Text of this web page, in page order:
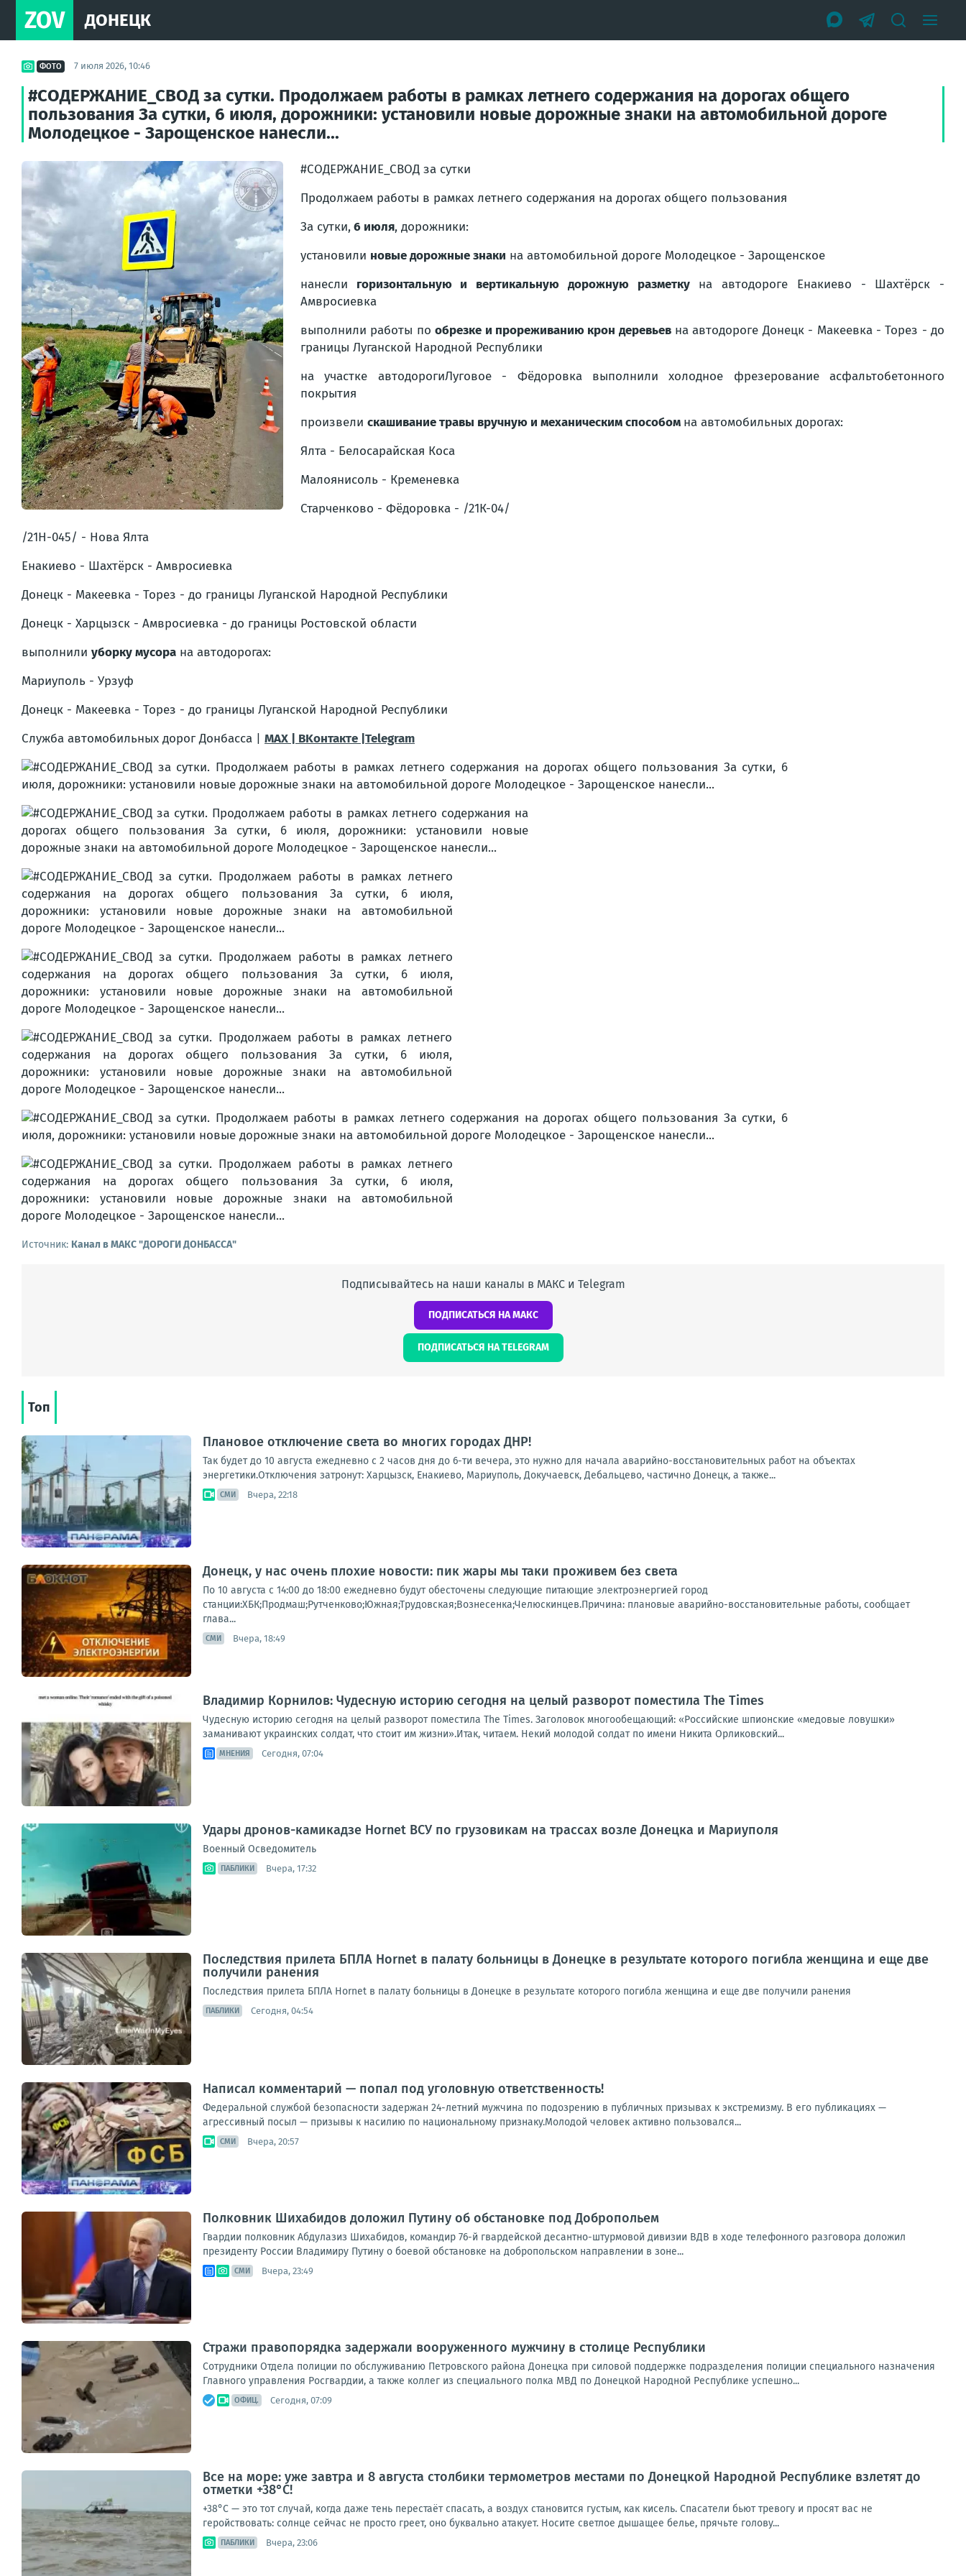
ZOV ДОНЕЦК
ФОТО 7 июля 2026, 10:46
#СОДЕРЖАНИЕ_СВОД за сутки. Продолжаем работы в рамках летнего содержания на дорогах общего
пользования За сутки, 6 июля, дорожники: установили новые дорожные знаки на автомобильной дороге
Молодецкое - Зарощенское нанесли...
#СОДЕРЖАНИЕ_СВОД за сутки
Продолжаем работы в рамках летнего содержания на дорогах общего пользования
За сутки,6 июля, дорожники:
установили новые дорожные знаки на автомобильной дороге Молодецкое - Зарощенское
нанесли горизонтальную и вертикальную дорожную разметкуна автодороге Енакиево - Шахтёрск -
Амвросиевка
выполнили работы пообрезке и прореживанию крон деревьевна автодорогеДонецк - Макеевка - Торез - до
границы Луганской Народной Республики
на участке автодорогиЛуговое - Фёдоровкавыполнили холодное фрезерование асфальтобетонного
покрытия
произвели скашивание травы вручную и механическим способом на автомобильных дорогах:
Ялта - Белосарайская Коса
Малоянисоль - Кременевка
Старченково - Фёдоровка - /21К-04/
/21Н-045/ - Нова Ялта
Енакиево - Шахтёрск - Амвросиевка
Донецк - Макеевка - Торез - до границы Луганской Народной Республики
Донецк - Харцызск - Амвросиевка - до границы Ростовской области
выполнили уборку мусора на автодорогах:
Мариуполь - Урзуф
Донецк - Макеевка - Торез - до границы Луганской Народной Республики
Служба автомобильных дорог Донбасса | MAX | BKонтакте |Telegram
Источник: Канал в МАКС "ДОРОГИ ДОНБАССА"
Подписывайтесь на наши каналы в МАКС и Telegram
ПОДПИСАТЬСЯ НА МАКС
ПОДПИСАТЬСЯ НА TELEGRAM
Топ
Плановое отключение света во многих городах ДНР!
Так будет до 10 августа ежедневно с 2 часов дня до 6-ти вечера, это нужно для начала аварийно-восстановительных работ на объектах
энергетики.Отключения затронут: Харцызск, Енакиево, Мариуполь, Докучаевск, Дебальцево, частично Донецк, а также...
СМИ Вчера, 22:18
Донецк, у нас очень плохие новости: пик жары мы таки проживем без света
По 10 августа с 14:00 до 18:00 ежедневно будут обесточены следующие питающие электроэнергией город
станции:ХБК;Продмаш;Рутченково;Южная;Трудовская;Вознесенка;Челюскинцев.Причина: плановые аварийно-восстановительные работы, сообщает
глава...
СМИ Вчера, 18:49
Владимир Корнилов: Чудесную историю сегодня на целый разворот поместила The Times
Чудесную историю сегодня на целый разворот поместила The Times. Заголовок многообещающий: «Российские шпионские «медовые ловушки»
заманивают украинских солдат, что стоит им жизни».Итак, читаем. Некий молодой солдат по имени Никита Орликовский...
МНЕНИЯ Сегодня, 07:04
Удары дронов-камикадзе Hornet ВСУ по грузовикам на трассах возле Донецка и Мариуполя
Военный Осведомитель
ПАБЛИКИ Вчера, 17:32
Последствия прилета БПЛА Hornet в палату больницы в Донецке в результате которого погибла женщина и еще две
получили ранения
Последствия прилета БПЛА Hornet в палату больницы в Донецке в результате которого погибла женщина и еще две получили ранения
ПАБЛИКИ Сегодня, 04:54
Написал комментарий — попал под уголовную ответственность!
Федеральной службой безопасности задержан 24-летний мужчина по подозрению в публичных призывах к экстремизму. В его публикациях —
агрессивный посыл — призывы к насилию по национальному признаку.Молодой человек активно пользовался...
СМИ Вчера, 20:57
Полковник Шихабидов доложил Путину об обстановке под Добропольем
Гвардии полковник Абдулазиз Шихабидов, командир 76-й гвардейской десантно-штурмовой дивизии ВДВ в ходе телефонного разговора доложил
президенту России Владимиру Путину о боевой обстановке на добропольском направлении в зоне...
СМИ Вчера, 23:49
Стражи правопорядка задержали вооруженного мужчину в столице Республики
Сотрудники Отдела полиции по обслуживанию Петровского района Донецка при силовой поддержке подразделения полиции специального назначения
Главного управления Росгвардии, а также коллег из специального полка МВД по Донецкой Народной Республике успешно...
ОФИЦ. Сегодня, 07:09
Все на море: уже завтра и 8 августа столбики термометров местами по Донецкой Народной Республике взлетят до
отметки +38°C!
+38°C — это тот случай, когда даже тень перестаёт спасать, а воздух становится густым, как кисель. Спасатели бьют тревогу и просят вас не
геройствовать: солнце сейчас не просто греет, оно буквально атакует. Носите светлое дышащее белье, прячьте голову...
ПАБЛИКИ Вчера, 23:06